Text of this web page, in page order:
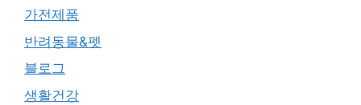
가전제품
반려동물&펫
블로그
생활건강